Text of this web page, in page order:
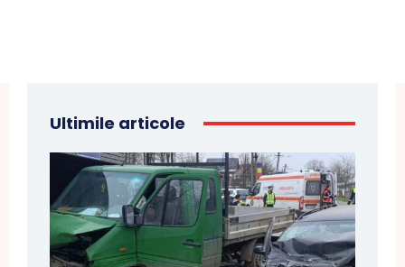
Ultimile articole